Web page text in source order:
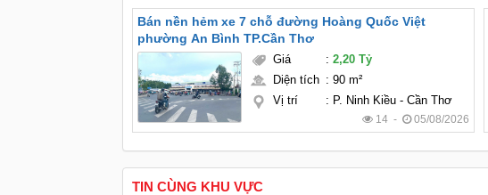
Bán nền hẻm xe 7 chỗ đường Hoàng Quốc Việt
phường An Bình TP.Cần Thơ
Giá :2,20 Tỷ
Diện tích :90 m²
Vị trí
: P. Ninh Kiều - Cần Thơ
14 - 05/08/2026
TIN CÙNG KHU VỰC